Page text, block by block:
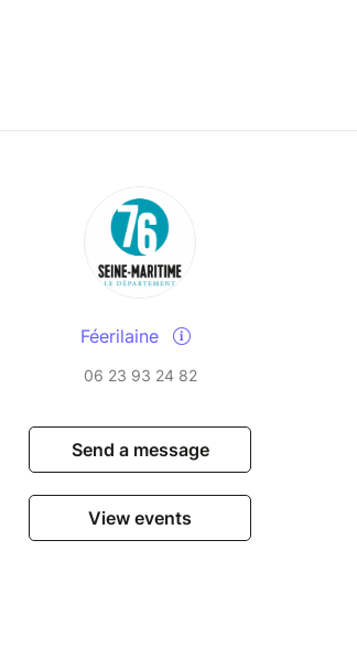
Féerilaine
06 23 93 24 82
Send a message
View events